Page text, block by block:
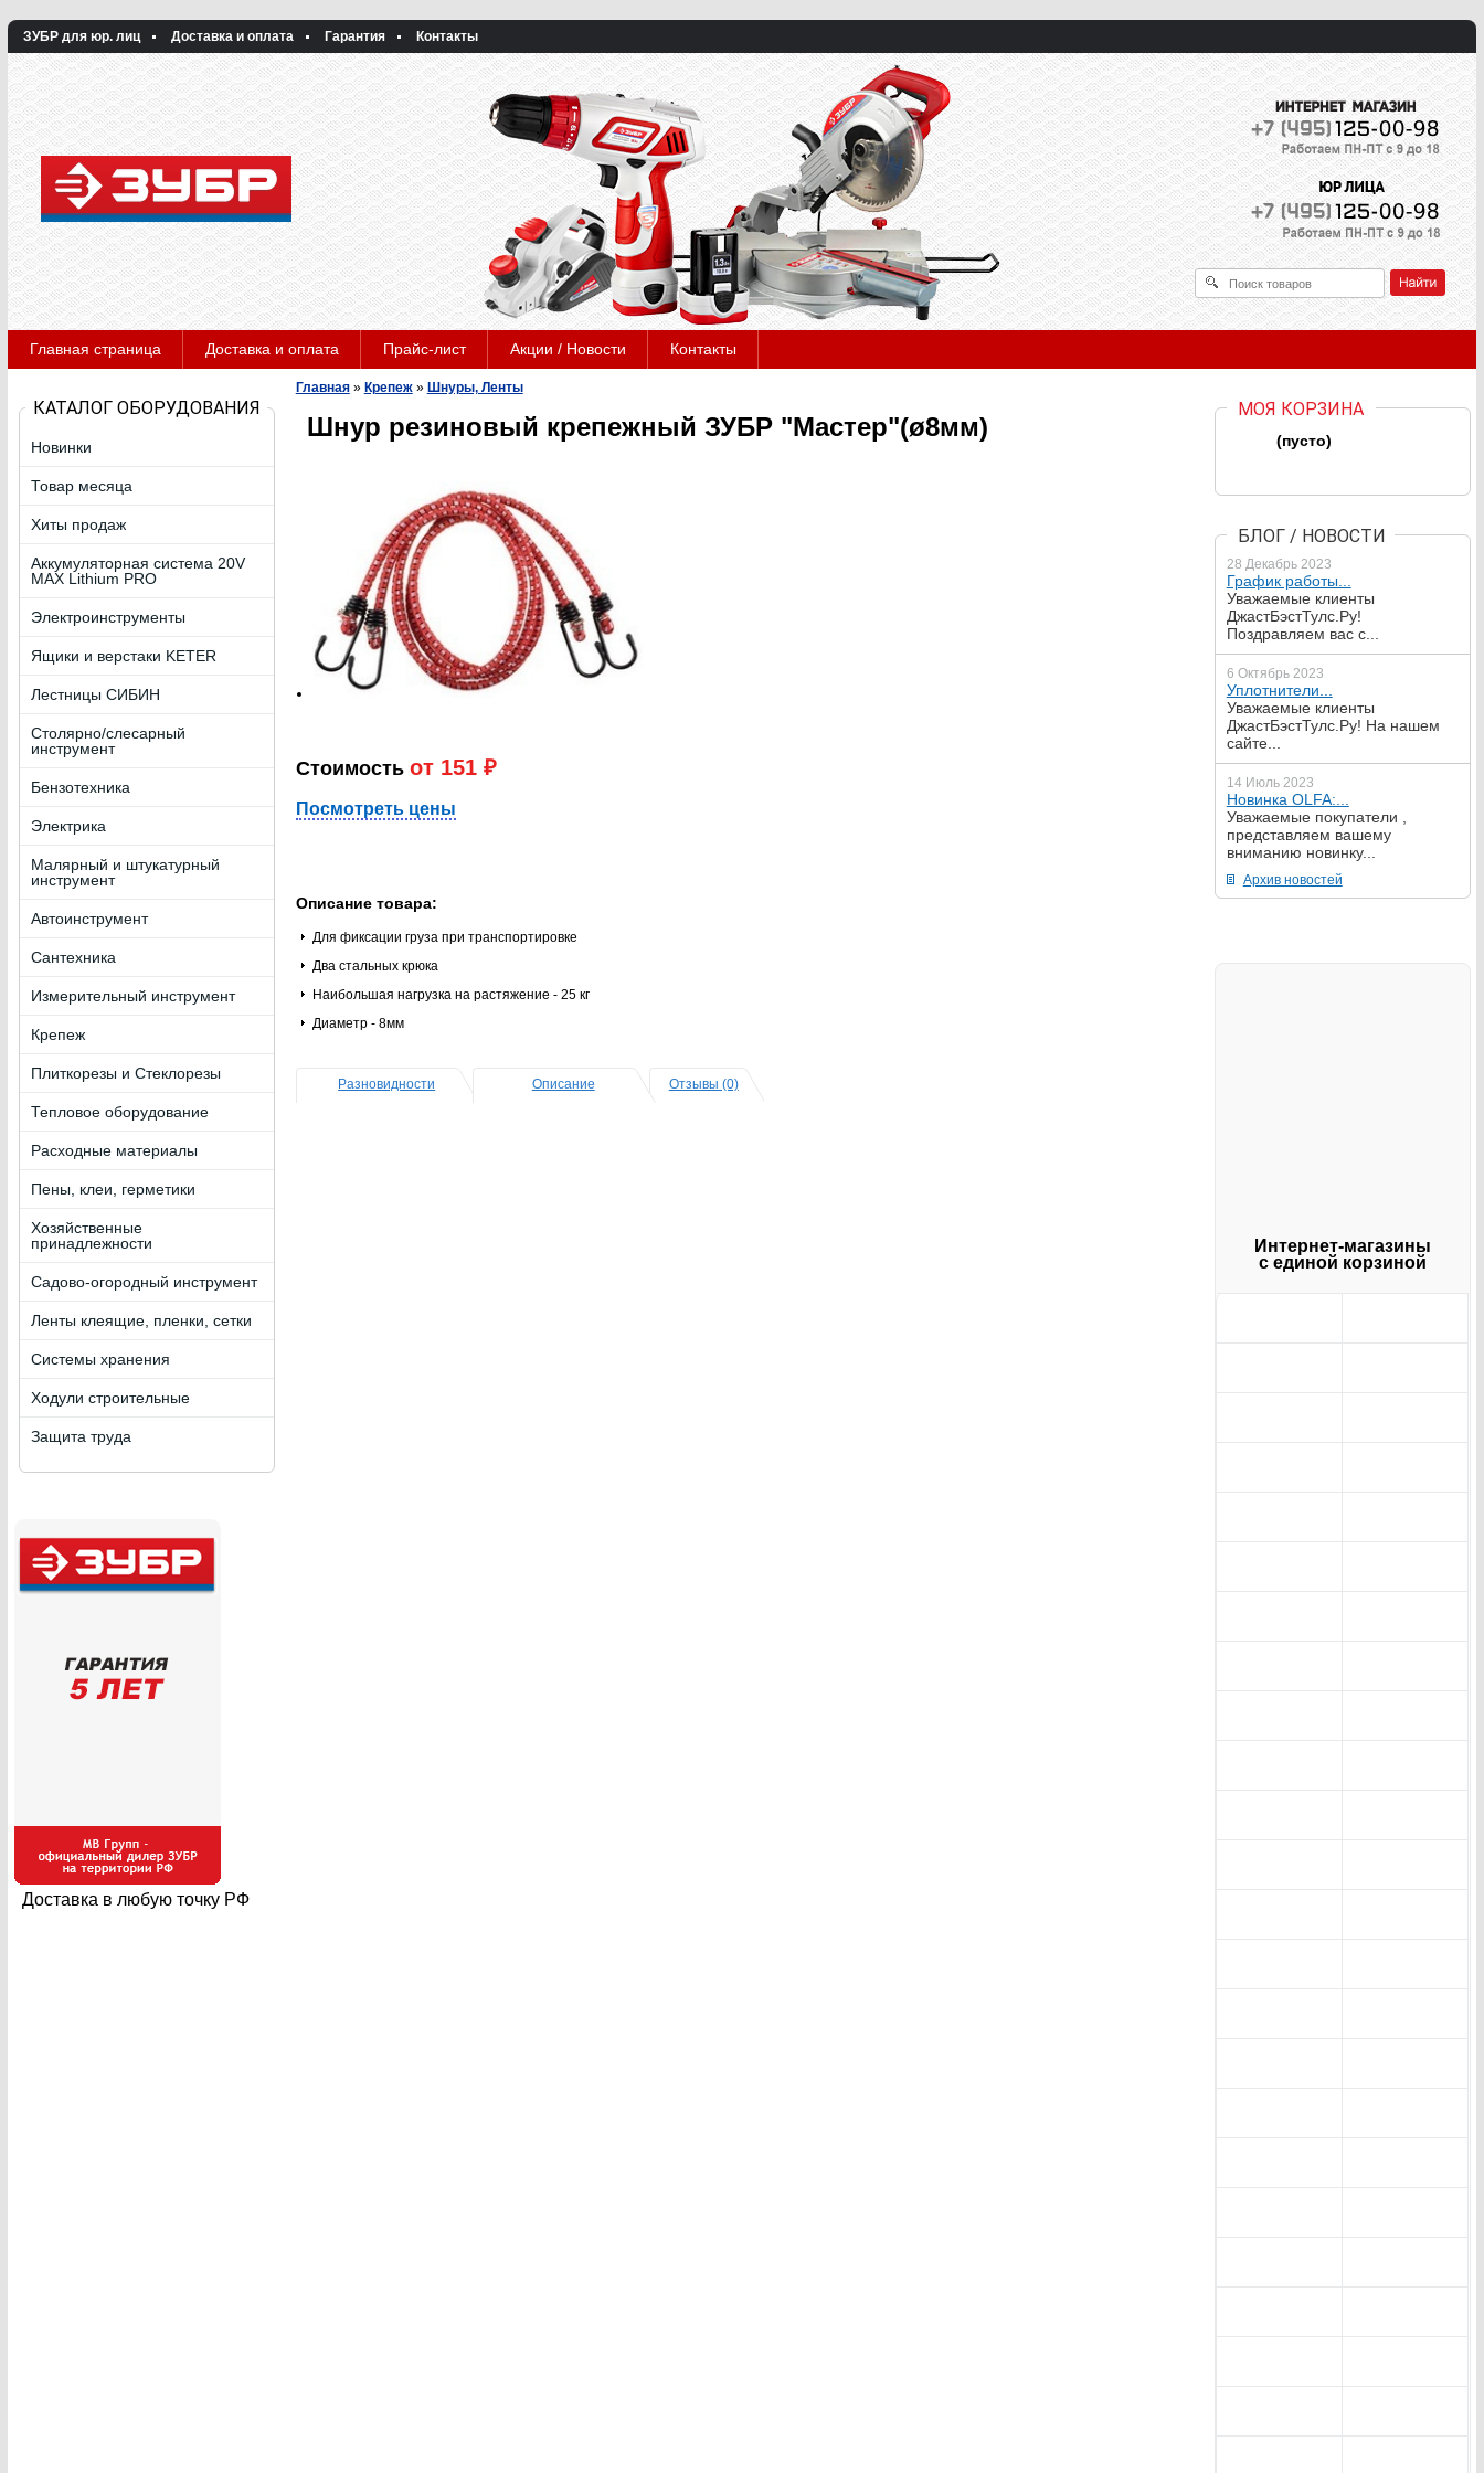
ЗУБР для юр. лиц Доставка и оплата Гарантия Контакты
Главная страница Доставка и оплата Прайс-лист Акции / Новости Контакты
КАТАЛОГ ОБОРУДОВАНИЯ
Новинки
Товар месяца
Хиты продаж
Аккумуляторная система 20V
MAX Lithium PRO
Электроинструменты
Ящики и верстаки KETER
Лестницы СИБИН
Столярно/слесарный
инструмент
Бензотехника
Электрика
Малярный и штукатурный
инструмент
Автоинструмент
Сантехника
Измерительный инструмент
Крепеж
Плиткорезы и Стеклорезы
Тепловое оборудование
Расходные материалы
Пены, клеи, герметики
Хозяйственные
принадлежности
Садово-огородный инструмент
Ленты клеящие, пленки, сетки
Системы хранения
Ходули строительные
Защита труда
Доставка в любую точку РФ
Главная» Крепеж» Шнуры, Ленты
Шнур резиновый крепежный ЗУБР "Мастер"(ø8мм)
Стоимость от 151 ₽
Посмотреть цены
Описание товара:
Для фиксации груза при транспортировке
Два стальных крюка
Наибольшая нагрузка на растяжение - 25 кг
Диаметр - 8мм
Разновидности Описание Отзывы (0)
МОЯ КОРЗИНА
(пусто)
БЛОГ / НОВОСТИ
28 Декабрь 2023
График работы...
Уважаемые клиенты
ДжастБэстТулс.Ру!
Поздравляем вас с...
6 Октябрь 2023
Уплотнители...
Уважаемые клиенты
ДжастБэстТулс.Ру! На нашем
сайте...
14 Июль 2023
Новинка OLFA:...
Уважаемые покупатели ,
представляем вашему
вниманию новинку...
Архив новостей
Интернет-магазины
с единой корзиной